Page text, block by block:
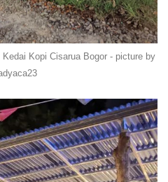
Kopi Cisarua Bogor - picture by